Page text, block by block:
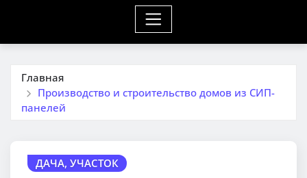
Главная
Производство и строительство домов из СИП-
панелей
ДАЧА, УЧАСТОК